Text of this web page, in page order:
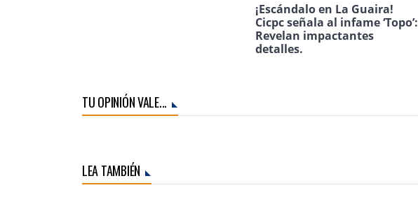
¡Escándalo en La Guaira!
Cicpc señala al infame ‘Topo’:
Revelan impactantes
detalles.
TU OPINIÓN VALE...
LEA TAMBIÉN